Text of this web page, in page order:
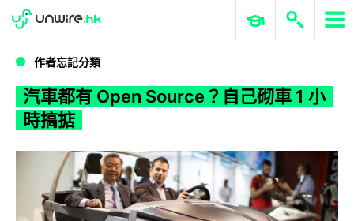
WWDC 2026 ERP 與商業 AI
作者忘記分類
汽車都有 Open Source？自己砌車 1 小
時搞掂